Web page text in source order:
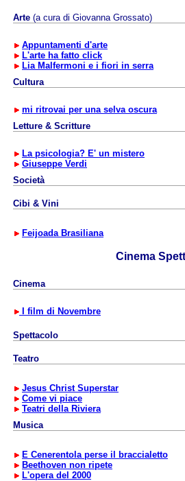
Arte (a cura di Giovanna Grossato)
Appuntamenti d'arte
L'arte ha fatto click
Lia Malfermoni e i fiori in serra
Cultura
mi ritrovai per una selva oscura
Letture & Scritture
La psicologia? E' un mistero
Giuseppe Verdi
Società
Cibi & Vini
Feijoada Brasiliana
Cinema
Cinema
I film di Novembre
Spettacolo
Teatro
Jesus Christ Superstar
Come vi piace
Teatri della Riviera
Musica
E Cenerentola perse il braccialetto
Beethoven non ripete
L'opera del 2000